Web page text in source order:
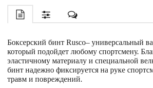
Боксерский бинт Rusco– универсальный
который подойдет любому спортсмену.
эластичному материалу и специальной
бинт надежно фиксируется на руке
травм и повреждений.